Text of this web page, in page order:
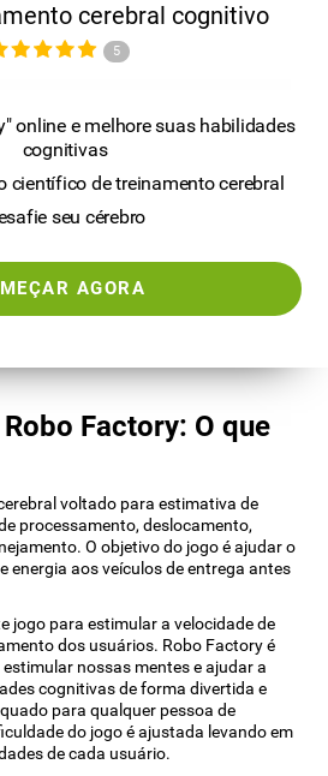
cerebral cognitivo
5
online e melhore suas habilidades
cognitivas
científico de treinamento cerebral
seu cérebro
AGORA
Factory: O que
voltado para estimativa de
processamento, deslocamento,
O objetivo do jogo é ajudar o
energia aos veículos de entrega antes
jogo para estimular a velocidade de
dos usuários. Robo Factory é
nossas mentes e ajudar a
cognitivas de forma divertida e
para qualquer pessoa de
do jogo é ajustada levando em
de cada usuário.